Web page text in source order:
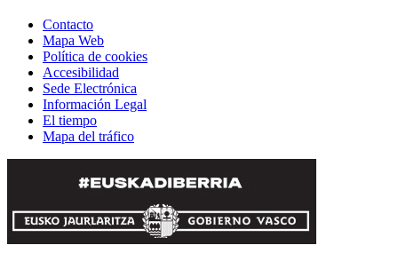
Contacto
Mapa Web
Política de cookies
Accesibilidad
Sede Electrónica
Información Legal
El tiempo
Mapa del tráfico